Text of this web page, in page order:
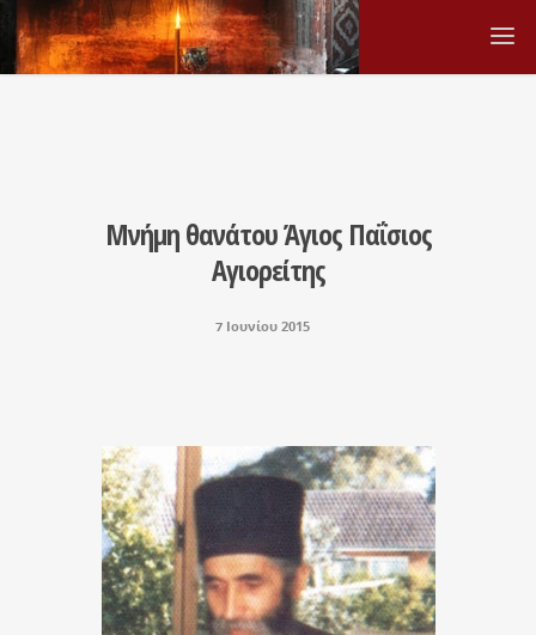
Μνήμη θανάτου Άγιος Παΐσιος
Αγιορείτης
7 Ιουνίου 2015